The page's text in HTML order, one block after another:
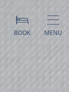
BOOK MENU